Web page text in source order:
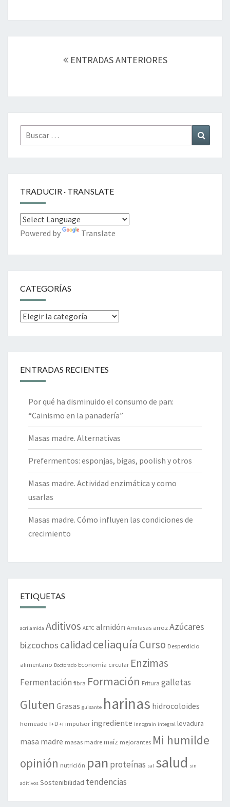
ENTRADAS ANTERIORES
Buscar
por:
TRADUCIR · TRANSLATE
Powered by Translate
CATEGORÍAS
Categorías
ENTRADAS RECIENTES
Por qué ha disminuido el consumo de pan:
“Cainismo en la panadería”
Masas madre. Alternativas
Prefermentos: esponjas, bigas, poolish y otros
Masas madre. Actividad enzimática y como
usarlas
Masas madre. Cómo influyen las condiciones de
crecimiento
ETIQUETAS
acrilamida Aditivos AETC almidón Amilasas arrozAzúcares
bizcochos calidad celiaquíaCurso Desperdicio
alimentario Doctorado Economía circular Enzimas
Fermentación fibra Formación Fritura galletas
Gluten Grasas guisante harinas hidrocoloides
horneado I+D+i impulsor ingrediente innograin integral levadura
masa madre masas madremaíz mejorantes Mi humilde
opinión nutrición pan proteínas sal salud sin
aditivos Sostenibilidad tendencias